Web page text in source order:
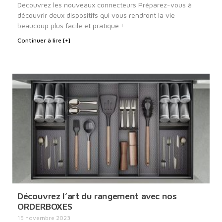
Découvrez les nouveaux connecteurs Préparez-vous à
découvrir deux dispositifs qui vous rendront la vie
beaucoup plus facile et pratique !
Continuer à lire [+]
Découvrez l’art du rangement avec nos
ORDERBOXES
15 novembre 2023